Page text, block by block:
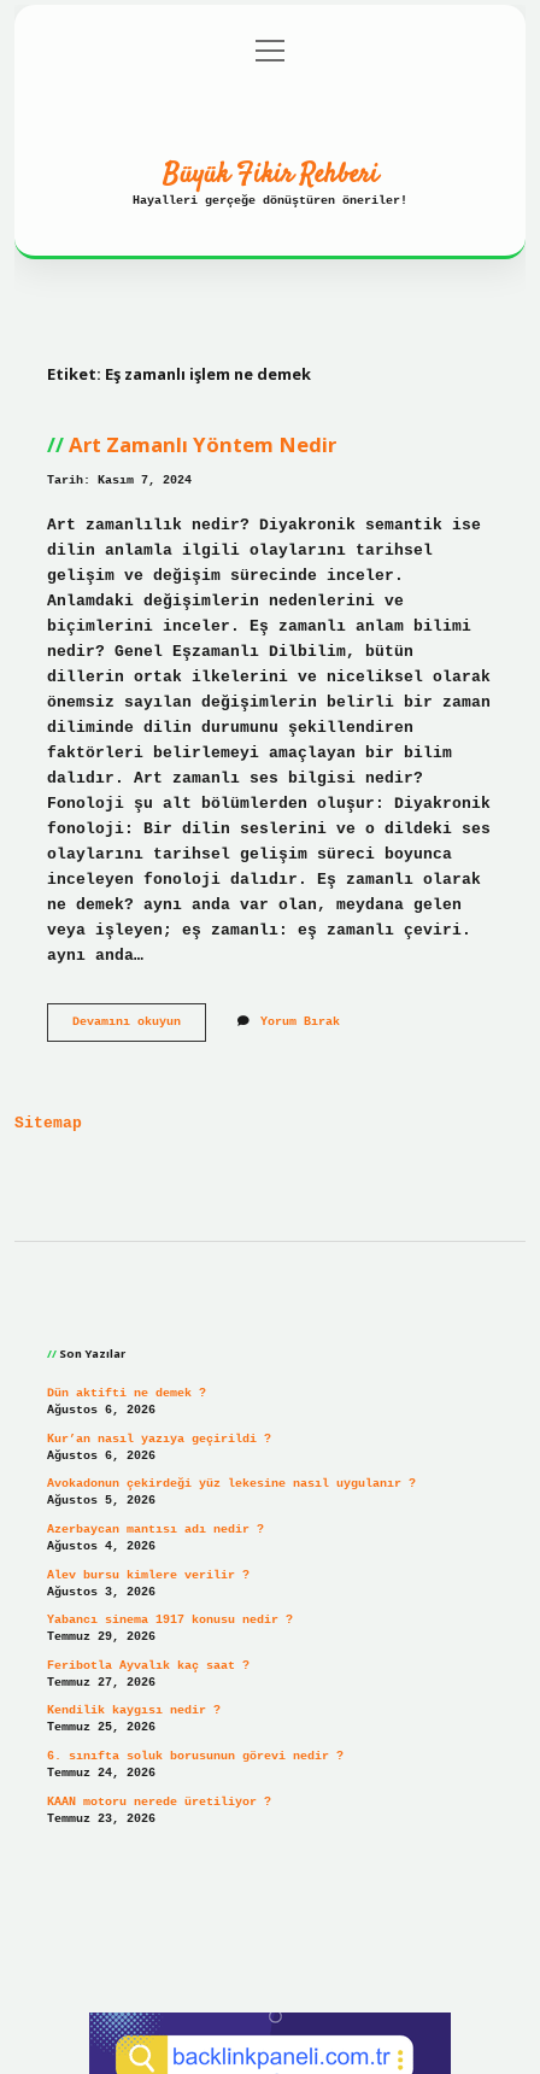
Gizlilik Politikası
menüyü
aç
Büyük Fikir Rehberi
Hayalleri gerçeğe dönüştüren öneriler!
Etiket: Eş zamanlı işlem ne demek
Art Zamanlı Yöntem Nedir
Tarih: Kasım 7, 2024
Art zamanlılık nedir? Diyakronik semantik ise
dilin anlamla ilgili olaylarını tarihsel
gelişim ve değişim sürecinde inceler.
Anlamdaki değişimlerin nedenlerini ve
biçimlerini inceler. Eş zamanlı anlam bilimi
nedir? Genel Eşzamanlı Dilbilim, bütün
dillerin ortak ilkelerini ve niceliksel olarak
önemsiz sayılan değişimlerin belirli bir zaman
diliminde dilin durumunu şekillendiren
faktörleri belirlemeyi amaçlayan bir bilim
dalıdır. Art zamanlı ses bilgisi nedir?
Fonoloji şu alt bölümlerden oluşur: Diyakronik
fonoloji: Bir dilin seslerini ve o dildeki ses
olaylarını tarihsel gelişim süreci boyunca
inceleyen fonoloji dalıdır. Eş zamanlı olarak
ne demek? aynı anda var olan, meydana gelen
veya işleyen; eş zamanlı: eş zamanlı çeviri.
aynı anda…
Devamını okuyunArt
Yorum Bırak
Sitemap
Son Yazılar
Dün aktifti ne demek ?
Ağustos 6, 2026
Kur’an nasıl yazıya geçirildi ?
Ağustos 6, 2026
Avokadonun çekirdeği yüz lekesine nasıl uygulanır ?
Ağustos 5, 2026
Azerbaycan mantısı adı nedir ?
Ağustos 4, 2026
Alev bursu kimlere verilir ?
Ağustos 3, 2026
Yabancı sinema 1917 konusu nedir ?
Temmuz 29, 2026
Feribotla Ayvalık kaç saat ?
Temmuz 27, 2026
Kendilik kaygısı nedir ?
Temmuz 25, 2026
6. sınıfta soluk borusunun görevi nedir ?
Temmuz 24, 2026
KAAN motoru nerede üretiliyor ?
Temmuz 23, 2026